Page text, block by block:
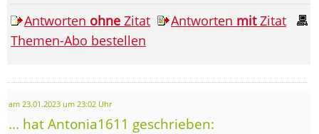
Antworten ohne Zitat Antworten mitZitat
Themen-Abo bestellen
am 23.01.2023 um 23:02 Uhr
... hat Antonia1611 geschrieben: